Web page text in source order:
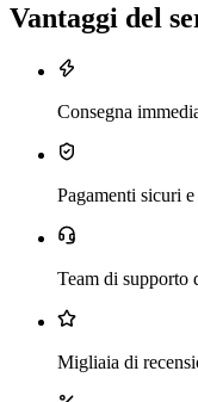
Vantaggi del
Consegna
Pagamenti sicuri
Team di supporto
Migliaia di